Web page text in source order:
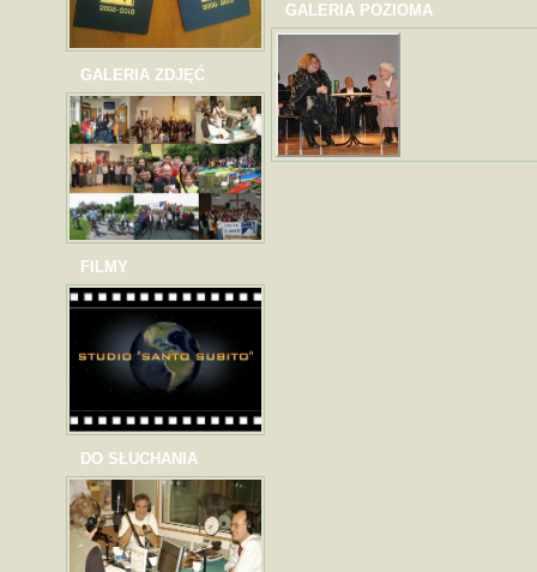
GALERIA ZDJĘĆ
FILMY
DO SŁUCHANIA
GALERIA POZIOMA